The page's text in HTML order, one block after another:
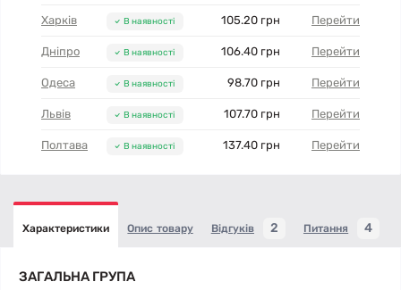
Харків В наявності 105.20 грн Перейти
Дніпро В наявності 106.40 грн Перейти
Одеса В наявності 98.70 грн Перейти
Львів В наявності 107.70 грн Перейти
Полтава В наявності 137.40 грн Перейти
Характеристики Опис товару Відгуків 2 Питання 4
ЗАГАЛЬНА ГРУПА